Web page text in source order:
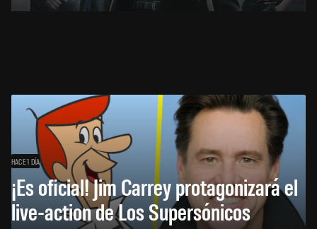
HACE 1 DÍA
¡Es oficial! Jim Carrey protagonizará el
live-action de Los Supersónicos